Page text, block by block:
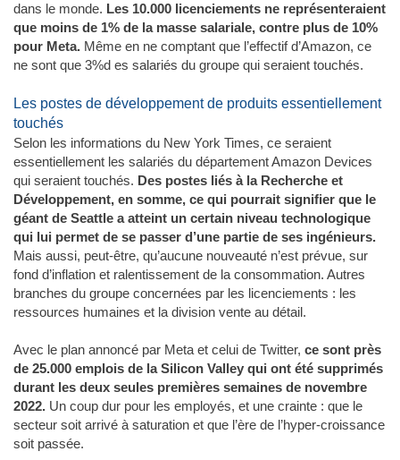
dans le monde. Les 10.000 licenciements ne représenteraient
que moins de 1% de la masse salariale, contre plus de 10%
pour Meta. Même en ne comptant que l’effectif d’Amazon, ce
ne sont que 3%d es salariés du groupe qui seraient touchés.
Les postes de développement de produits essentiellement
touchés
Selon les informations du New York Times, ce seraient
essentiellement les salariés du département Amazon Devices
qui seraient touchés. Des postes liés à la Recherche et
Développement, en somme, ce qui pourrait signifier que le
géant de Seattle a atteint un certain niveau technologique
qui lui permet de se passer d’une partie de ses ingénieurs.
Mais aussi, peut-être, qu’aucune nouveauté n’est prévue, sur
fond d’inflation et ralentissement de la consommation. Autres
branches du groupe concernées par les licenciements : les
ressources humaines et la division vente au détail.
Avec le plan annoncé par Meta et celui de Twitter, ce sont près
de 25.000 emplois de la Silicon Valley qui ont été supprimés
durant les deux seules premières semaines de novembre
2022. Un coup dur pour les employés, et une crainte : que le
secteur soit arrivé à saturation et que l’ère de l’hyper-croissance
soit passée.